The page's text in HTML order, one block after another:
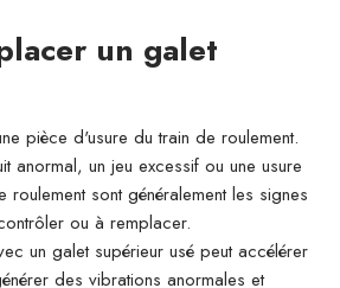
un galet
pièce d'usure du train de roulement.
anormal, un jeu excessif ou une usure
sont généralement les signes
ou à remplacer.
un galet supérieur usé peut accélérer
des vibrations anormales et